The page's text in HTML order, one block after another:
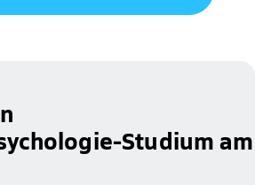
Studium am